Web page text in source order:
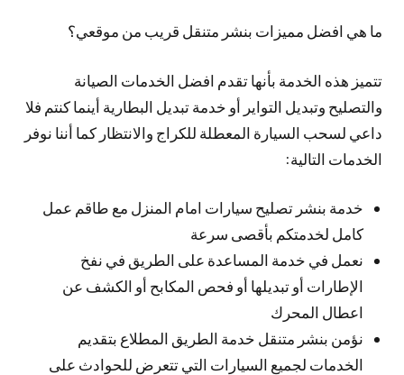
ما هي افضل مميزات بنشر متنقل قريب من موقعي؟
تتميز هذه الخدمة بأنها تقدم افضل الخدمات الصيانة
والتصليح وتبديل التواير أو خدمة تبديل البطارية أينما كنتم فلا
داعي لسحب السيارة المعطلة للكراج والانتظار كما أننا نوفر
الخدمات التالية:
خدمة بنشر تصليح سيارات امام المنزل مع طاقم عمل
كامل لخدمتكم بأقصى سرعة
نعمل في خدمة المساعدة على الطريق في نفخ
الإطارات أو تبديلها أو فحص المكابح أو الكشف عن
اعطال المحرك
نؤمن بنشر متنقل خدمة الطريق المطلاع بتقديم
الخدمات لجميع السيارات التي تتعرض للحوادث على